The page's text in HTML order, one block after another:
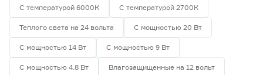
Тип светодиода
SMD2835
SMD3535 СОВ
SMD5050
С температурой 6000К С температурой 2700К
Теплого света на 24 вольта С мощностью 20 Вт
С мощностью 14 Вт С мощностью 9 Вт
С мощностью 4.8 Вт Влагозащищенные на 12 вольт